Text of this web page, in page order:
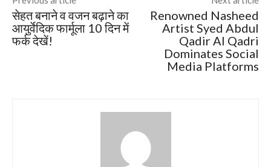
सेहत बनाने व वजन बढ़ाने का
आयुर्वेदिक फार्मूला 10 दिन में
फर्क देखें!
Renowned Nasheed
Artist Syed Abdul
Qadir Al Qadri
Dominates Social
Media Platforms